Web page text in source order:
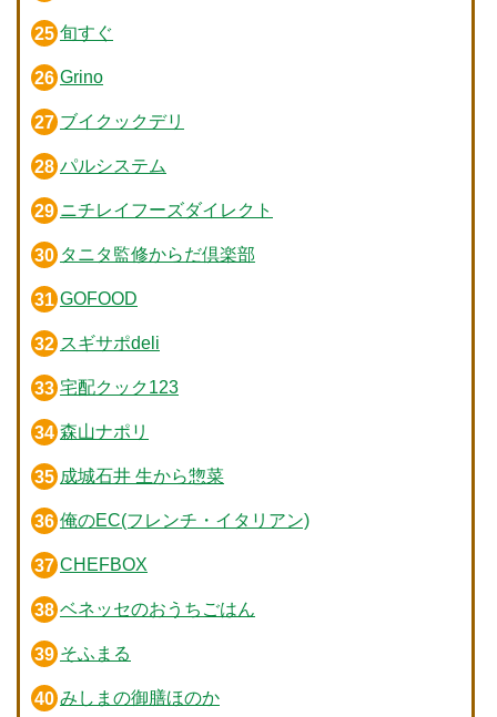
旬すぐ
Grino
ブイクックデリ
パルシステム
ニチレイフーズダイレクト
タニタ監修からだ倶楽部
GOFOOD
スギサポdeli
宅配クック123
森山ナポリ
成城石井 生から惣菜
俺のEC(フレンチ・イタリアン)
CHEFBOX
ベネッセのおうちごはん
そふまる
みしまの御膳ほのか